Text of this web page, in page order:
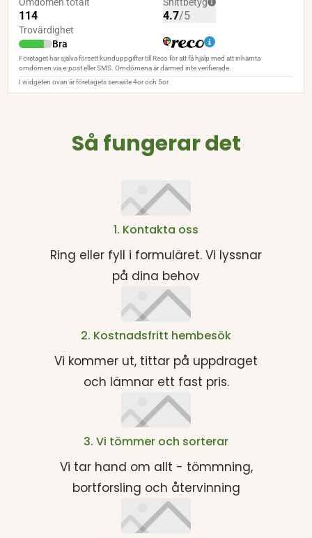
Så fungerar det
1. Kontakta oss
Ring eller fyll i formuläret. Vi lyssnar
på dina behov
2. Kostnadsfritt hembesök
Vi kommer ut, tittar på uppdraget
och lämnar ett fast pris.
3. Vi tömmer och sorterar
Vi tar hand om allt - tömmning,
bortforsling och återvinning